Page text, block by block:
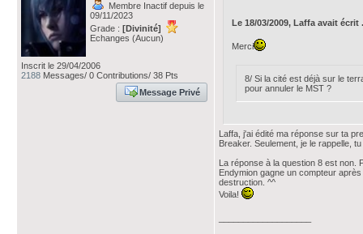
Membre Inactif depuis le
09/11/2023
Grade : [Divinité]
Echanges (Aucun)
Inscrit le 29/04/2006
2188 Messages/ 0 Contributions/ 38 Pts
Message Privé
Le 18/03/2009, Laffa avait écrit
Merci
8/ Si la cité est déjà sur le
pour annuler le MST ?
Laffa, j'ai édité ma réponse sur ta
Breaker. Seulement, je le rappelle,
La réponse à la question 8 est
Endymion gagne un compteur
destruction. ^^
Voila!